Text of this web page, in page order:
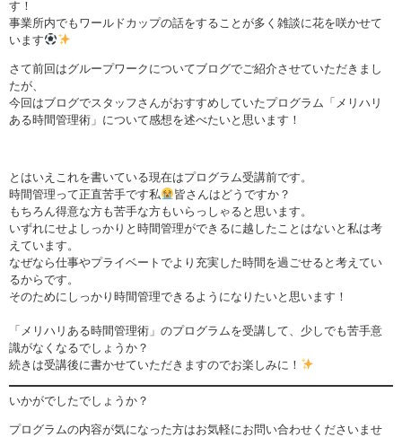
す！
事業所内でもワールドカップの話をすることが多く雑談に花を咲かせて
います
さて前回はグループワークについてブログでご紹介させていただきまし
たが、
今回はブログでスタッフさんがおすすめしていたプログラム「メリハリ
ある時間管理術」について感想を述べたいと思います！
とはいえこれを書いている現在はプログラム受講前です。
時間管理って正直苦手です私
皆さんはどうですか？
もちろん得意な方も苦手な方もいらっしゃると思います。
いずれにせよしっかりと時間管理ができるに越したことはないと私は考
えています。
なぜなら仕事やプライベートでより充実した時間を過ごせると考えてい
るからです。
そのためにしっかり時間管理できるようになりたいと思います！
「メリハリある時間管理術」のプログラムを受講して、少しでも苦手意
識がなくなるでしょうか？
続きは受講後に書かせていただきますのでお楽しみに！
いかがでしたでしょうか？
プログラムの内容が気になった方はお気軽にお問い合わせくださいませ